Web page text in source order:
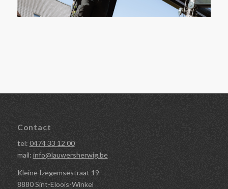
Contact
tel: 0474 33 12 00
mail: info@lauwersherwig.be
Kleine Izegemsestraat 19
8880 Sint-Eloois-Winkel